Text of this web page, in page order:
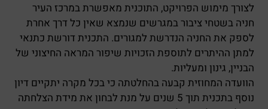
לצורך מימוש הפרויקט, התוכנית מאפשרת במרכז העיר
חניה בשטחי ציבור במגרשים שנמצא שאין כל דרך אחרת
לספק את החניה הנדרשת למגורים. התכנית דורשת כתנאי
למתן ההיתרים לתוספת הזכויות שיפור המראה החיצוני של
הבניין, גינון ומעליות.
הוועדה המחוזית קבעה בהחלטתה כי בכל מקרה יתקיים דיון
נוסף בתכנית תוך 5 שנים על מנת לבחון את מידת הצלחתה